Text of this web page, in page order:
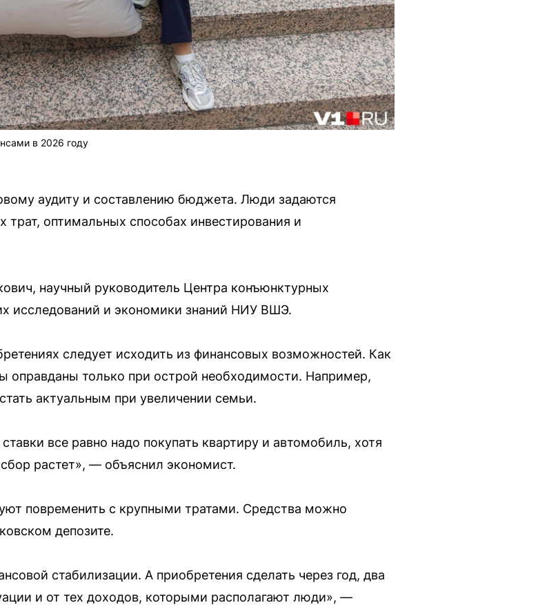
в 2026 году
аудиту и составлению бюджета. Люди задаются
оптимальных способах инвестирования и
научный руководитель Центра конъюнктурных
исследований и экономики знаний НИУ ВШЭ.
следует исходить из финансовых возможностей. Как
оправданы только при острой необходимости. Например,
актуальным при увеличении семьи.
все равно надо покупать квартиру и автомобиль, хотя
растет», — объяснил экономист.
повременить с крупными тратами. Средства можно
депозите.
стабилизации. А приобретения сделать через год, два
и от тех доходов, которыми располагают люди», —